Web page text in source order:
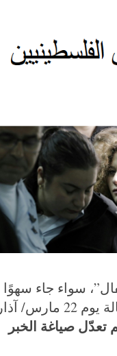
سواء جاء سهوًا
بجرة قلم أو لدوافع أخرى، لم يكن موضوعيًا. وقد راجع طاقم (كاميرا) الوكالة يوم 22 مارس/ آذار
تعدّل صياغة الخبر